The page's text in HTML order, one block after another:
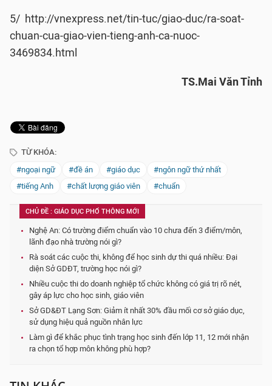
5/ http://vnexpress.net/tin-tuc/giao-duc/ra-soat-
chuan-cua-giao-vien-tieng-anh-ca-nuoc-
3469834.html
TS.Mai Văn Tỉnh
TỪ KHÓA:
#ngoại ngữ
#đề án #giáo dục
#ngôn ngữ thứ nhất
#tiếng Anh
#chất lượng giáo viên #chuẩn
CHỦ ĐỀ : GIÁO DỤC PHỔ THÔNG MỚI
Nghệ An: Có trường điểm chuẩn vào 10 chưa đến 3 điểm/môn,
lãnh đạo nhà trường nói gì?
Rà soát các cuộc thi, không để học sinh dự thi quá nhiều: Đại
diện Sở GDĐT, trường học nói gì?
Nhiều cuộc thi do doanh nghiệp tổ chức không có giá trị rõ nét,
gây áp lực cho học sinh, giáo viên
Sở GD&ĐT Lạng Sơn: Giảm ít nhất 30% đầu mối cơ sở giáo dục,
sử dụng hiệu quả nguồn nhân lực
Làm gì để khắc phục tình trạng học sinh đến lớp 11, 12 mới nhận
ra chọn tổ hợp môn không phù hợp?